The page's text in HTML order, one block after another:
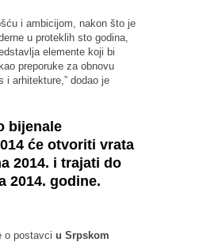
i ambicijom, nakon što je
u proteklih sto godina,
elemente koji bi
preporuke za obnovu
i arhitekture,” dodao je
bijenale
će otvoriti vrata
2014. i trajati do
2014. godine.
o postavci u Srpskom